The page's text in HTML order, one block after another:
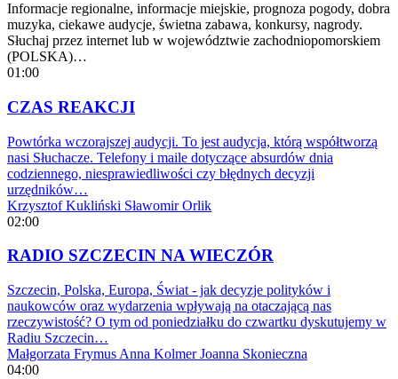
Informacje regionalne, informacje miejskie, prognoza pogody, dobra
muzyka, ciekawe audycje, świetna zabawa, konkursy, nagrody.
Słuchaj przez internet lub w województwie zachodniopomorskiem
(POLSKA)…
01:00
CZAS REAKCJI
Powtórka wczorajszej audycji. To jest audycja, którą współtworzą
nasi Słuchacze. Telefony i maile dotyczące absurdów dnia
codziennego, niesprawiedliwości czy błędnych decyzji
urzędników…
Krzysztof Kukliński Sławomir Orlik
02:00
RADIO SZCZECIN NA WIECZÓR
Szczecin, Polska, Europa, Świat - jak decyzje polityków i
naukowców oraz wydarzenia wpływają na otaczającą nas
rzeczywistość? O tym od poniedziałku do czwartku dyskutujemy w
Radiu Szczecin…
Małgorzata Frymus Anna Kolmer Joanna Skonieczna
04:00